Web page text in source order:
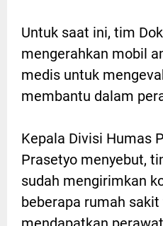
Untuk saat ini, tim
mengerahkan mobil
medis untuk
membantu dalam
Kepala Divisi Humas
Prasetyo menyebut,
sudah mengirimkan
beberapa rumah